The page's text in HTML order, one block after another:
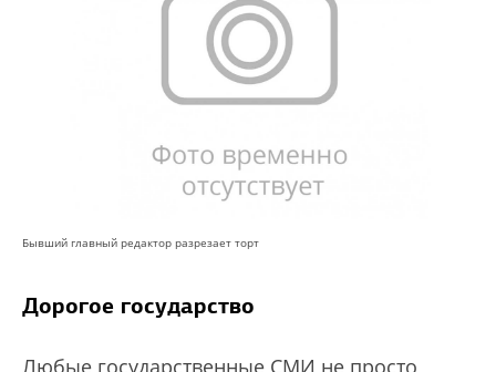
Бывший главный редактор разрезает торт
Дорогое государство